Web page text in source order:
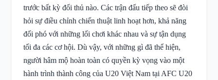
trước bất kỳ đối thủ nào. Các trận đấu tiếp theo sẽ đòi
hỏi sự điều chỉnh chiến thuật linh hoạt hơn, khả năng
đối phó với những lối chơi khác nhau và sự tận dụng
tối đa các cơ hội. Dù vậy, với những gì đã thể hiện,
người hâm mộ hoàn toàn có quyền kỳ vọng vào một
hành trình thành công của U20 Việt Nam tại AFC U20